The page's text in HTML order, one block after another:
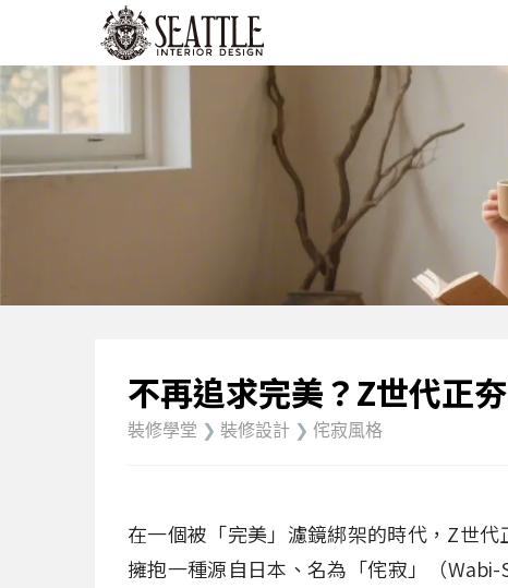
不再追求完美？Z世代正
裝修學堂 ❯ 裝修設計 ❯ 侘寂風格
在一個被「完美」濾鏡綁架的時代，Z世
擁抱一種源自日本、名為「侘寂」（